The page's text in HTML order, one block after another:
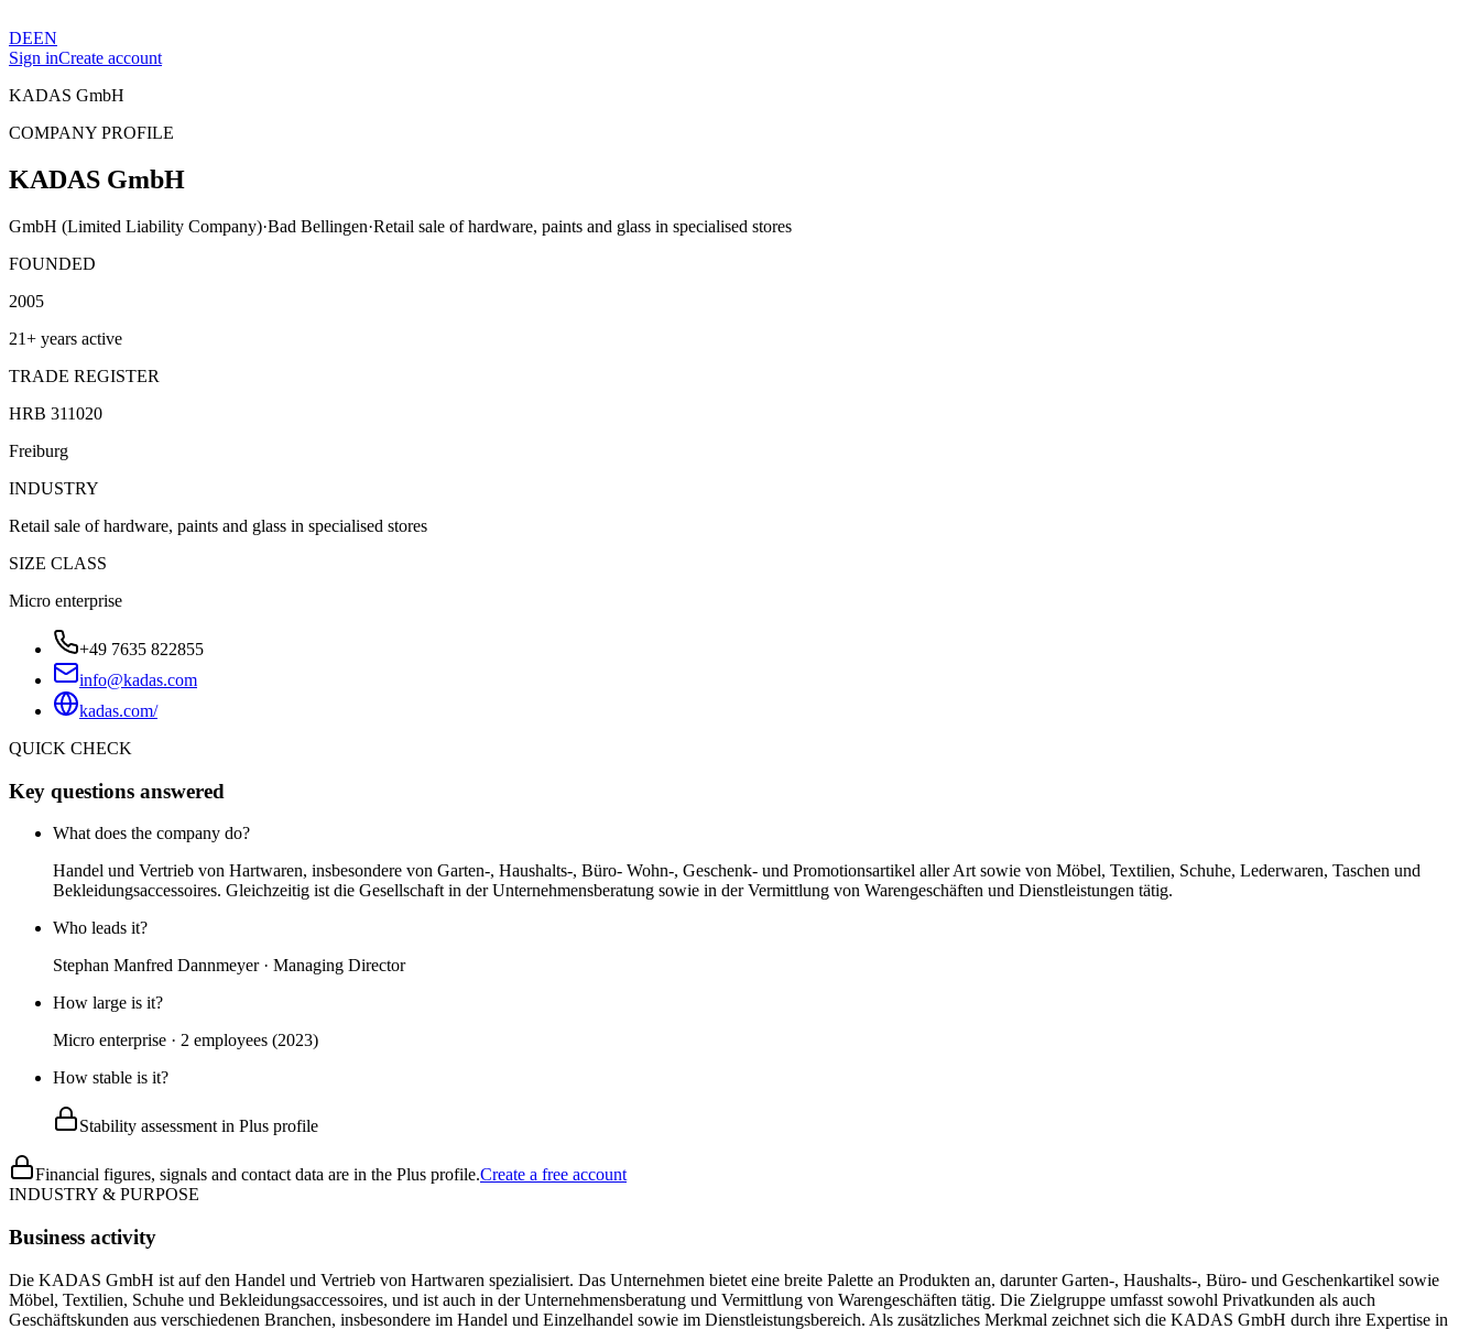
DEEN
Sign inCreate account
KADAS GmbH
COMPANY PROFILE
KADAS GmbH
GmbH (Limited Liability Company)·Bad Bellingen·Retail sale of hardware, paints and glass in specialised stores
FOUNDED
2005
21+ years active
TRADE REGISTER
HRB 311020
Freiburg
INDUSTRY
Retail sale of hardware, paints and glass in specialised stores
SIZE CLASS
Micro enterprise
+49 7635 822855
info@kadas.com
kadas.com/
QUICK CHECK
Key questions answered
What does the company do?
Handel und Vertrieb von Hartwaren, insbesondere von Garten-, Haushalts-, Büro- Wohn-, Geschenk- und Promotionsartikel aller Art sowie von Möbel, Textilien, Schuhe, Lederwaren, Taschen und
Bekleidungsaccessoires. Gleichzeitig ist die Gesellschaft in der Unternehmensberatung sowie in der Vermittlung von Warengeschäften und Dienstleistungen tätig.
Who leads it?
Stephan Manfred Dannmeyer · Managing Director
How large is it?
Micro enterprise · 2 employees (2023)
How stable is it?
Stability assessment in Plus profile
Financial figures, signals and contact data are in the Plus profile.Create a free account
INDUSTRY & PURPOSE
Business activity
Die KADAS GmbH ist auf den Handel und Vertrieb von Hartwaren spezialisiert. Das Unternehmen bietet eine breite Palette an Produkten an, darunter Garten-, Haushalts-, Büro- und Geschenkartikel sowie
Möbel, Textilien, Schuhe und Bekleidungsaccessoires, und ist auch in der Unternehmensberatung und Vermittlung von Warengeschäften tätig. Die Zielgruppe umfasst sowohl Privatkunden als auch
Geschäftskunden aus verschiedenen Branchen, insbesondere im Handel und Einzelhandel sowie im Dienstleistungsbereich. Als zusätzliches Merkmal zeichnet sich die KADAS GmbH durch ihre Expertise in